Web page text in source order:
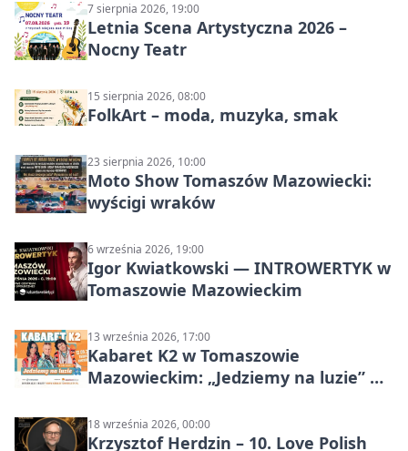
7 sierpnia 2026, 19:00
Letnia Scena Artystyczna 2026 –
Nocny Teatr
15 sierpnia 2026, 08:00
FolkArt – moda, muzyka, smak
23 sierpnia 2026, 10:00
Moto Show Tomaszów Mazowiecki:
wyścigi wraków
6 września 2026, 19:00
Igor Kwiatkowski — INTROWERTYK w
Tomaszowie Mazowieckim
13 września 2026, 17:00
Kabaret K2 w Tomaszowie
Mazowieckim: „Jedziemy na luzie” w
Społecznej
18 września 2026, 00:00
Krzysztof Herdzin – 10. Love Polish